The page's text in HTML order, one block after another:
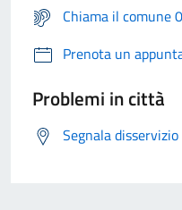
Chiama il comune
Prenota un
Problemi in città
Segnala disservizio